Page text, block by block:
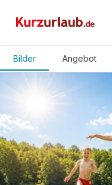
Bilder Angebot